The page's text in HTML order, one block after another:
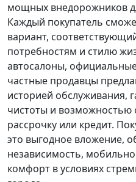
мощных внедорожников
Каждый покупатель
вариант,
потребностям и стилю
автосалоны,
частные продавцы
историей обслуживания,
чистоты и возможностью
рассрочку или кредит.
это выгодное вложение,
независимость,
комфорт в условиях